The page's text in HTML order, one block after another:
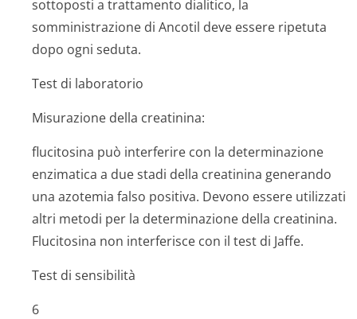
sottoposti a trattamento dialitico, la
somministrazione di Ancotil deve essere ripetuta
dopo ogni seduta.
Test di laboratorio
Misurazione della creatinina:
flucitosina può interferire con la determinazione
enzimatica a due stadi della creatinina generando
una azotemia falso positiva. Devono essere utilizzati
altri metodi per la determinazione della creatinina.
Flucitosina non interferisce con il test di Jaffe.
Test di sensibilità
6